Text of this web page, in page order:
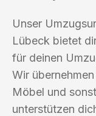
Unser
Lübeck bietet
für deinen
Wir
Möbel und
unterstützen